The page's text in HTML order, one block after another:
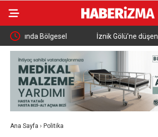
İznik Gölü’ne düşen genç hayatını kaybetti,
gözyaşlarıyla toprağa verildi
Ana Sayfa › Politika